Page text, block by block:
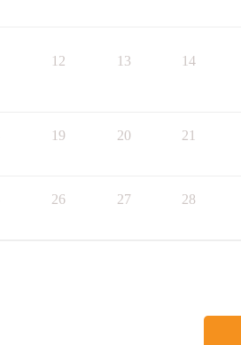
12 13 14
19 20 21
26 27 28